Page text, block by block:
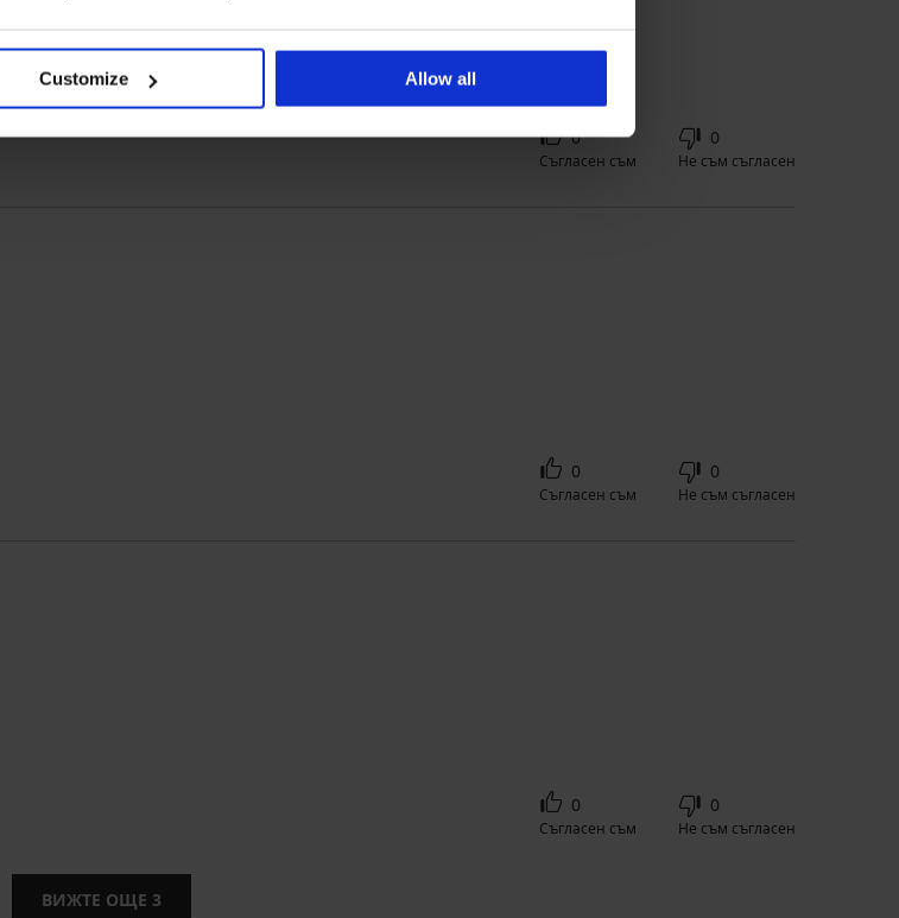
Customize Allow all
0
Съгласен съм
0
Не съм съгласен
0
Съгласен съм
0
Не съм съгласен
0
Съгласен съм
0
Не съм съгласен
ВИЖТЕ ОЩЕ 3